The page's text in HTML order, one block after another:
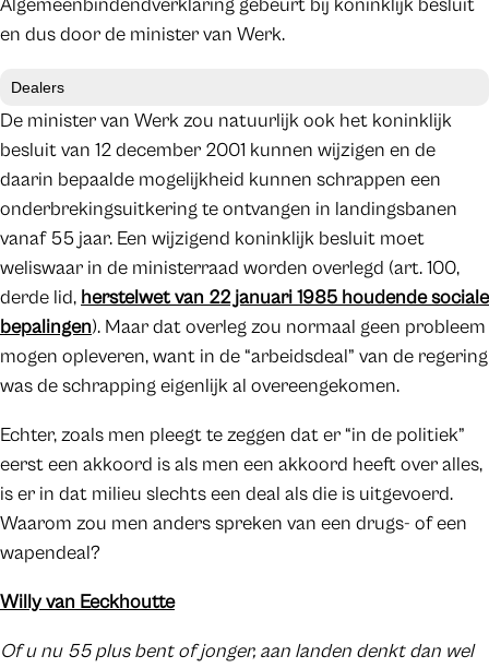
Algemeenbindendverklaring gebeurt bij koninklijk besluit
en dus door de minister van Werk.
Dealers
De minister van Werk zou natuurlijk ook het koninklijk
besluit van 12 december 2001 kunnen wijzigen en de
daarin bepaalde mogelijkheid kunnen schrappen een
onderbrekingsuitkering te ontvangen in landingsbanen
vanaf 55 jaar. Een wijzigend koninklijk besluit moet
weliswaar in de ministerraad worden overlegd (art. 100,
derde lid, herstelwet van 22 januari 1985 houdende sociale
bepalingen). Maar dat overleg zou normaal geen probleem
mogen opleveren, want in de “arbeidsdeal” van de regering
was de schrapping eigenlijk al overeengekomen.
Echter, zoals men pleegt te zeggen dat er “in de politiek”
eerst een akkoord is als men een akkoord heeft over alles,
is er in dat milieu slechts een deal als die is uitgevoerd.
Waarom zou men anders spreken van een drugs- of een
wapendeal?
Willy van Eeckhoutte
Of u nu 55 plus bent of jonger, aan landen denkt dan wel